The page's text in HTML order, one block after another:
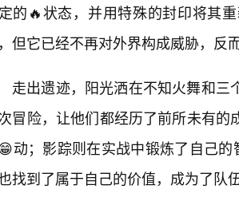
的🔥状态，并用特殊的封印将其
但它已经不再对外界构成威胁，反
走出遗迹，阳光洒在不知火舞和
冒险，让他们都经历了前所未有
动；影踪则在实战中锻炼了自己
找到了属于自己的价值，成为了队